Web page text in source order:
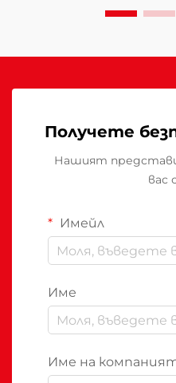
високата
Получете
Нашият
вас
Имейл
Име
Име на